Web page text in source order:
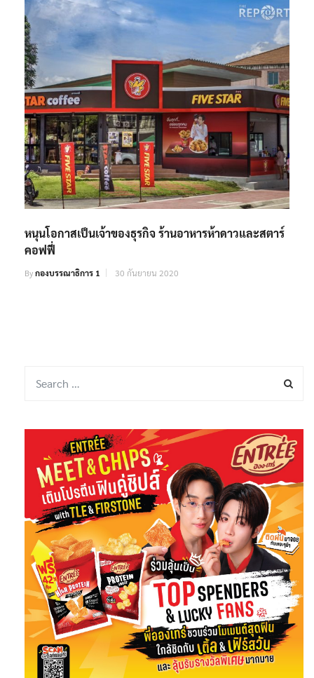
หนุนโอกาสเป็นเจ้าของธุรกิจ ร้านอาหารห้าดาวและสตาร์
คอฟฟี่
Byกองบรรณาธิการ 1 30 กันยายน 2020